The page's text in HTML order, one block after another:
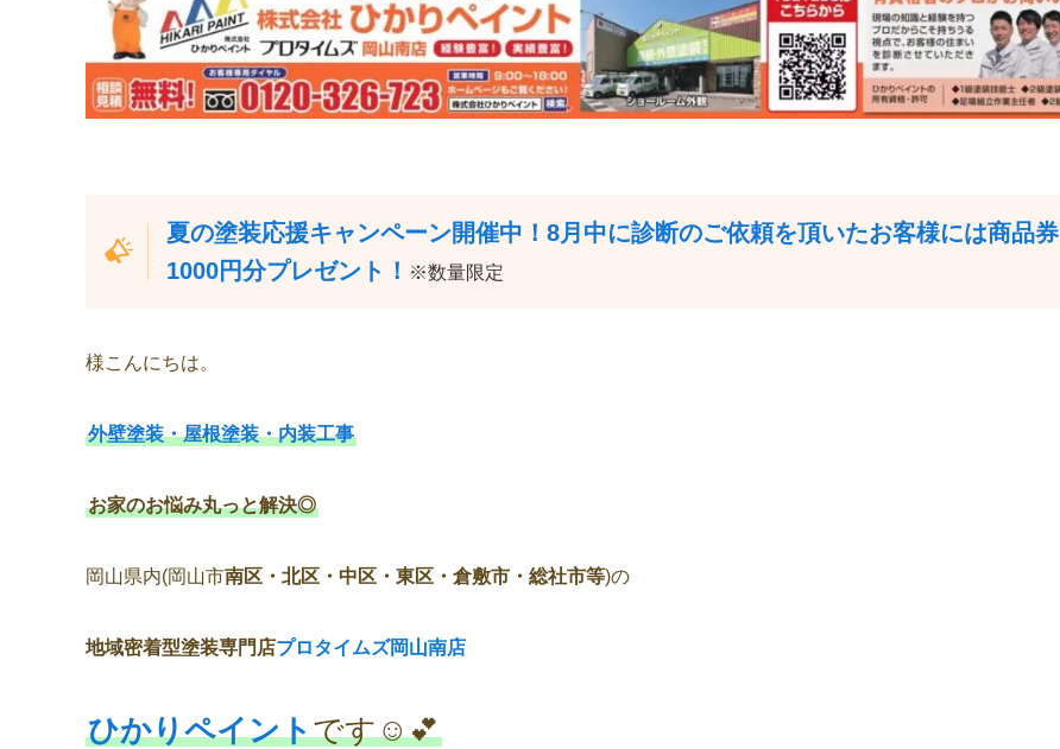
夏の塗装応援キャンペーン開催中！8月中に診断のご依頼を頂いたお客様には商品券
1000円分プレゼント！ ※数量限定
様こんにちは。
外壁塗装・屋根塗装・内装工事
お家のお悩み丸っと解決◎
岡山県内(岡山市南区・北区・中区・東区・倉敷市・総社市等)の
地域密着型塗装専門店プロタイムズ岡山南店
ひかりペイントです☺️💕